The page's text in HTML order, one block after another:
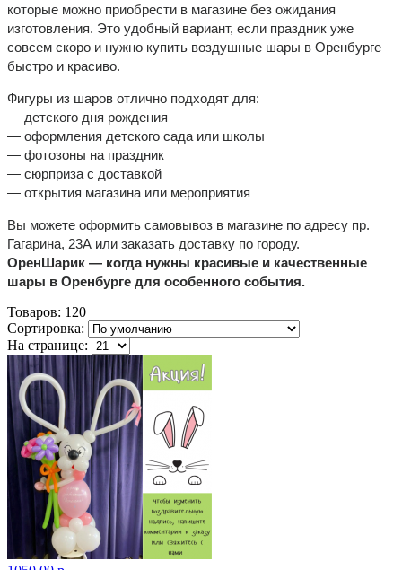
которые можно приобрести в магазине без ожидания
изготовления. Это удобный вариант, если праздник уже
совсем скоро и нужно купить воздушные шары в Оренбурге
быстро и красиво.
Фигуры из шаров отлично подходят для:
— детского дня рождения
— оформления детского сада или школы
— фотозоны на праздник
— сюрприза с доставкой
— открытия магазина или мероприятия
Вы можете оформить самовывоз в магазине по адресу пр.
Гагарина, 23А или заказать доставку по городу.
ОренШарик — когда нужны красивые и качественные
шары в Оренбурге для особенного события.
Товаров: 120
Сортировка:
На странице: